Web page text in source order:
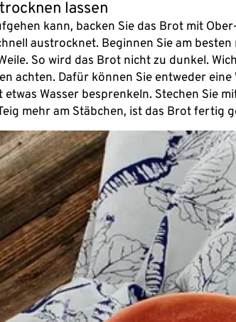
lassen
kann, backen Sie das Brot mit
austrocknet. Beginnen Sie am
So wird das Brot nicht zu dunkel.
achten. Dafür können Sie entweder
Wasser besprenkeln. Stechen Sie
mehr am Stäbchen, ist das Brot fertig